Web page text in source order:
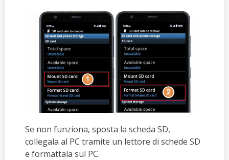
Se non funziona, sposta la scheda SD,
collegala al PC tramite un lettore di schede SD
e formattala sul PC.